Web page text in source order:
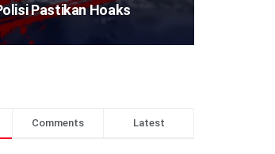
Pastikan Hoaks
Comments Latest